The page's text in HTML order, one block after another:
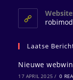
Laatse
Nieuwe
17 APRIL 2025 / 0